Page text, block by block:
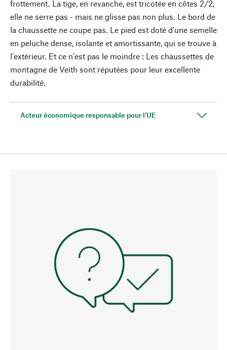
frottement. La tige, en revanche, est tricotée en côtes 2/2,
elle ne serre pas - mais ne glisse pas non plus. Le bord de
la chaussette ne coupe pas. Le pied est doté d'une semelle
en peluche dense, isolante et amortissante, qui se trouve à
l'extérieur. Et ce n'est pas le moindre : Les chaussettes de
montagne de Veith sont réputées pour leur excellente
durabilité.
Acteur économique responsable pour l'UE